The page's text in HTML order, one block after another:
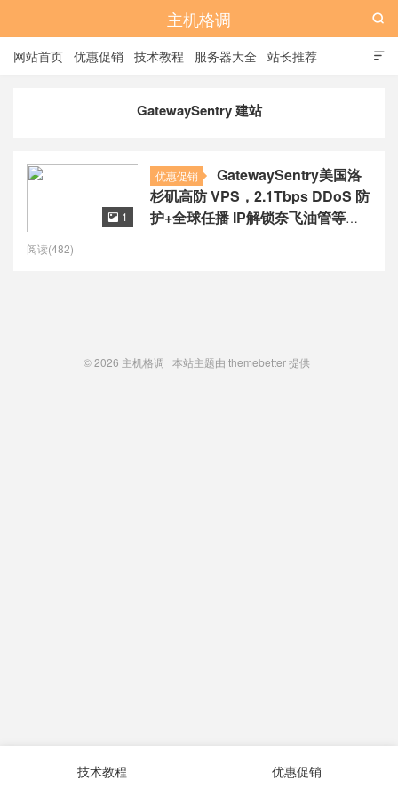
主机格调

网站首页 优惠促销 技术教程 服务器大全 站长推荐

GatewaySentry 建站
优惠促销
GatewaySentry美国洛
杉矶高防 VPS，2.1Tbps DDoS 防
护+全球任播 IP解锁奈飞油管等流
 1
阅读(482)
© 2026 主机格调 本站主题由 themebetter提供
技术教程 优惠促销